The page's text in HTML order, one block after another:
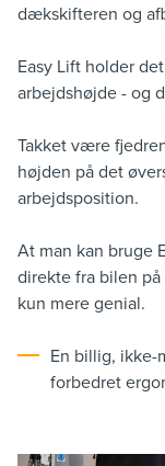
dækskifteren og
Easy Lift holder
arbejdshøjde - og
Takket være
højden på det
arbejdsposition.
At man kan bruge
direkte fra bilen
kun mere genial.
En billig, ikke-
forbedret